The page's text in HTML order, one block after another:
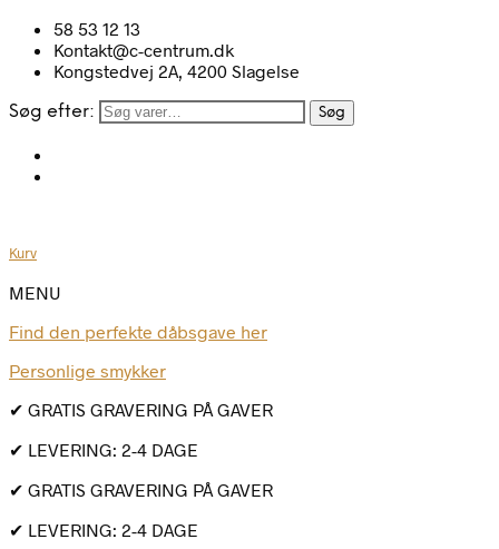
58 53 12 13
Kontakt@c-centrum.dk
Kongstedvej 2A, 4200 Slagelse
Søg efter: Søg
Kurv
MENU
Find den perfekte dåbsgave her
Personlige smykker
✔ GRATIS GRAVERING PÅ GAVER
✔ LEVERING: 2-4 DAGE
✔ GRATIS GRAVERING PÅ GAVER
✔ LEVERING: 2-4 DAGE